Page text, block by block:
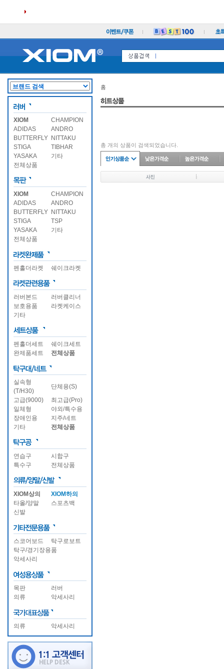
XIOM
CHAMPION
ADIDAS
ANDRO
BUTTERFLY NITTAKU
STIGA
TIBHAR
YASAKA
기타
전체상품
XIOM
CHAMPION
ADIDAS
ANDRO
BUTTERFLY NITTAKU
STIGA
TSP
YASAKA
기타
전체상품
펜홀더라켓 쉐이크라켓
러버본드
러버클리너
보호용품
라켓케이스
기타
펜홀더세트
쉐이크세트
완제품세트
전체상품
실속형
(T/H30)
단체용(S)
고급(9000)
최고급(Pro)
일체형
야외/특수용
장애인용
지주/네트
기타
전체상품
연습구
시합구
특수구
전체상품
XIOM상의
XIOM하의
타올/양말
스포츠백
신발
스코어보드
탁구로보트
탁구/경기장용품
악세사리
목판
러버
의류
악세사리
의류 악세사리
홈
총 개의 상품이 검색되었습니다.